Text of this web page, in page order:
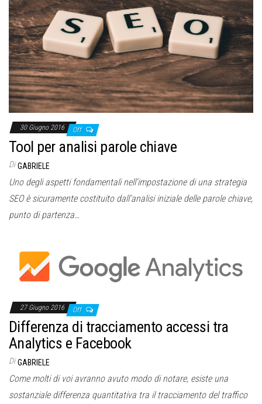
30 Giugno 2016 Off
Tool per analisi parole chiave
Di GABRIELE
Uno degli aspetti fondamentali nell’impostazione di una strategia
SEO è sicuramente costituito dall’analisi iniziale delle parole chiave,
punto di partenza…
27 Giugno 2016 Off
Differenza di tracciamento accessi tra
Analytics e Facebook
Di GABRIELE
Come molti di voi avranno avuto modo di notare, esiste una
sostanziale differenza quantitativa tra il tracciamento del traffico